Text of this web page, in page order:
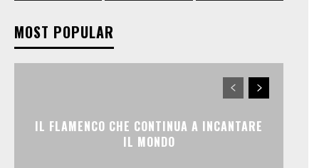
MOST POPULAR
IL FLAMENCO CHE CONTINUA A INCANTARE
IL MONDO